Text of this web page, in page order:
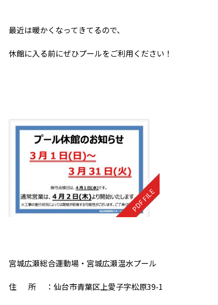
最近は暖かくなってきてるので、
休館に入る前にぜひプールをご利用ください！
宮城広瀬総合運動場・宮城広瀬温水プール
住 所 ：仙台市青葉区上愛子字松原39-1